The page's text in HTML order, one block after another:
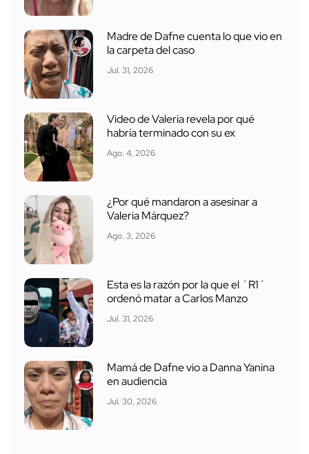
Madre de Dafne cuenta lo que vio en
la carpeta del caso
Jul. 31, 2026
Video de Valeria revela por qué
habría terminado con su ex
Ago. 4, 2026
¿Por qué mandaron a asesinar a
Valeria Márquez?
Ago. 3, 2026
Esta es la razón por la que el ´R1´
ordenó matar a Carlos Manzo
Jul. 31, 2026
Mamá de Dafne vio a Danna Yanina
en audiencia
Jul. 30, 2026